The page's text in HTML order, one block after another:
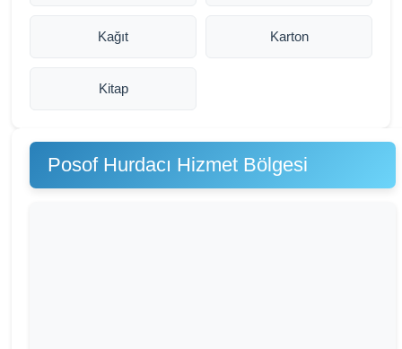
Kağıt Karton
Kitap
Posof Hurdacı Hizmet Bölgesi